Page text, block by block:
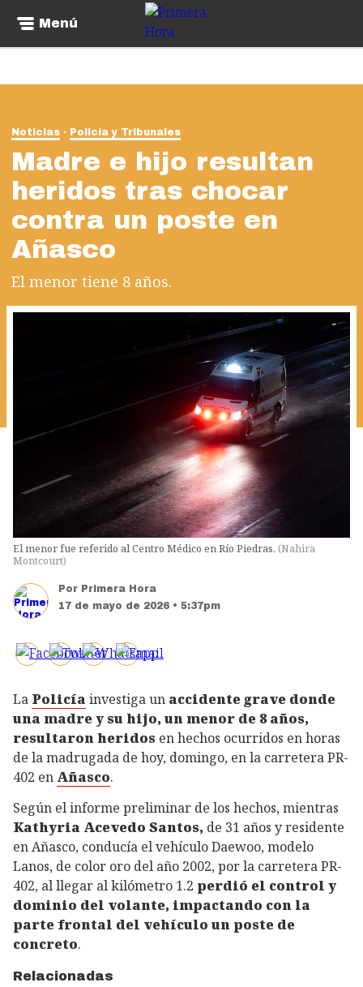
Menú
Noticias Policía y Tribunales
Madre e hijo resultan
heridos tras chocar
contra un poste en
Añasco
El menor tiene 8 años.
El menor fue referido al Centro Médico en Río Piedras. (Nahira
Montcourt)
Por Primera Hora
17 de mayo de 2026 • 5:37pm
La Policía investiga un accidente grave donde
una madre y su hijo, un menor de 8 años,
resultaron heridos en hechos ocurridos en horas
de la madrugada de hoy, domingo, en la carretera PR-
402 en Añasco.
Según el informe preliminar de los hechos, mientras
Kathyria Acevedo Santos, de 31 años y residente
en Añasco, conducía el vehículo Daewoo, modelo
Lanos, de color oro del año 2002, por la carretera PR-
402, al llegar al kilómetro 1.2 perdió el control y
dominio del volante, impactando con la
parte frontal del vehículo un poste de
concreto.
Relacionadas